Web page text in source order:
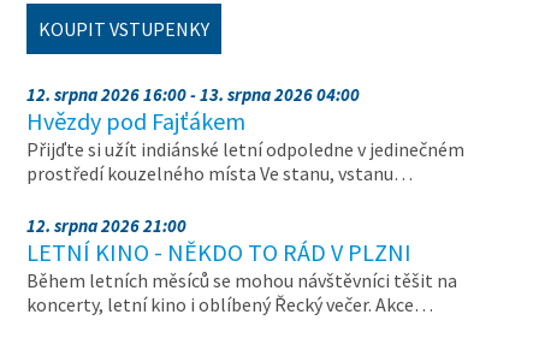
KOUPIT VSTUPENKY
12. srpna 2026 16:00 - 13. srpna 2026 04:00
Hvězdy pod Fajťákem
Přijďte si užít indiánské letní odpoledne v jedinečném
prostředí kouzelného místa Ve stanu, vstanu…
12. srpna 2026 21:00
LETNÍ KINO - NĚKDO TO RÁD V PLZNI
Během letních měsíců se mohou návštěvníci těšit na
koncerty, letní kino i oblíbený Řecký večer. Akce…